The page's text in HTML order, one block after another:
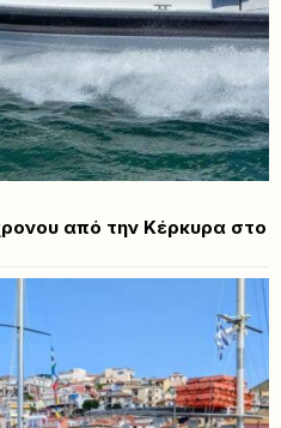
από την Κέρκυρα στο